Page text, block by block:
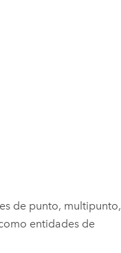
de punto, multipunto,
entidades de